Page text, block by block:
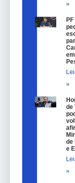
»
»
de
de
e
»